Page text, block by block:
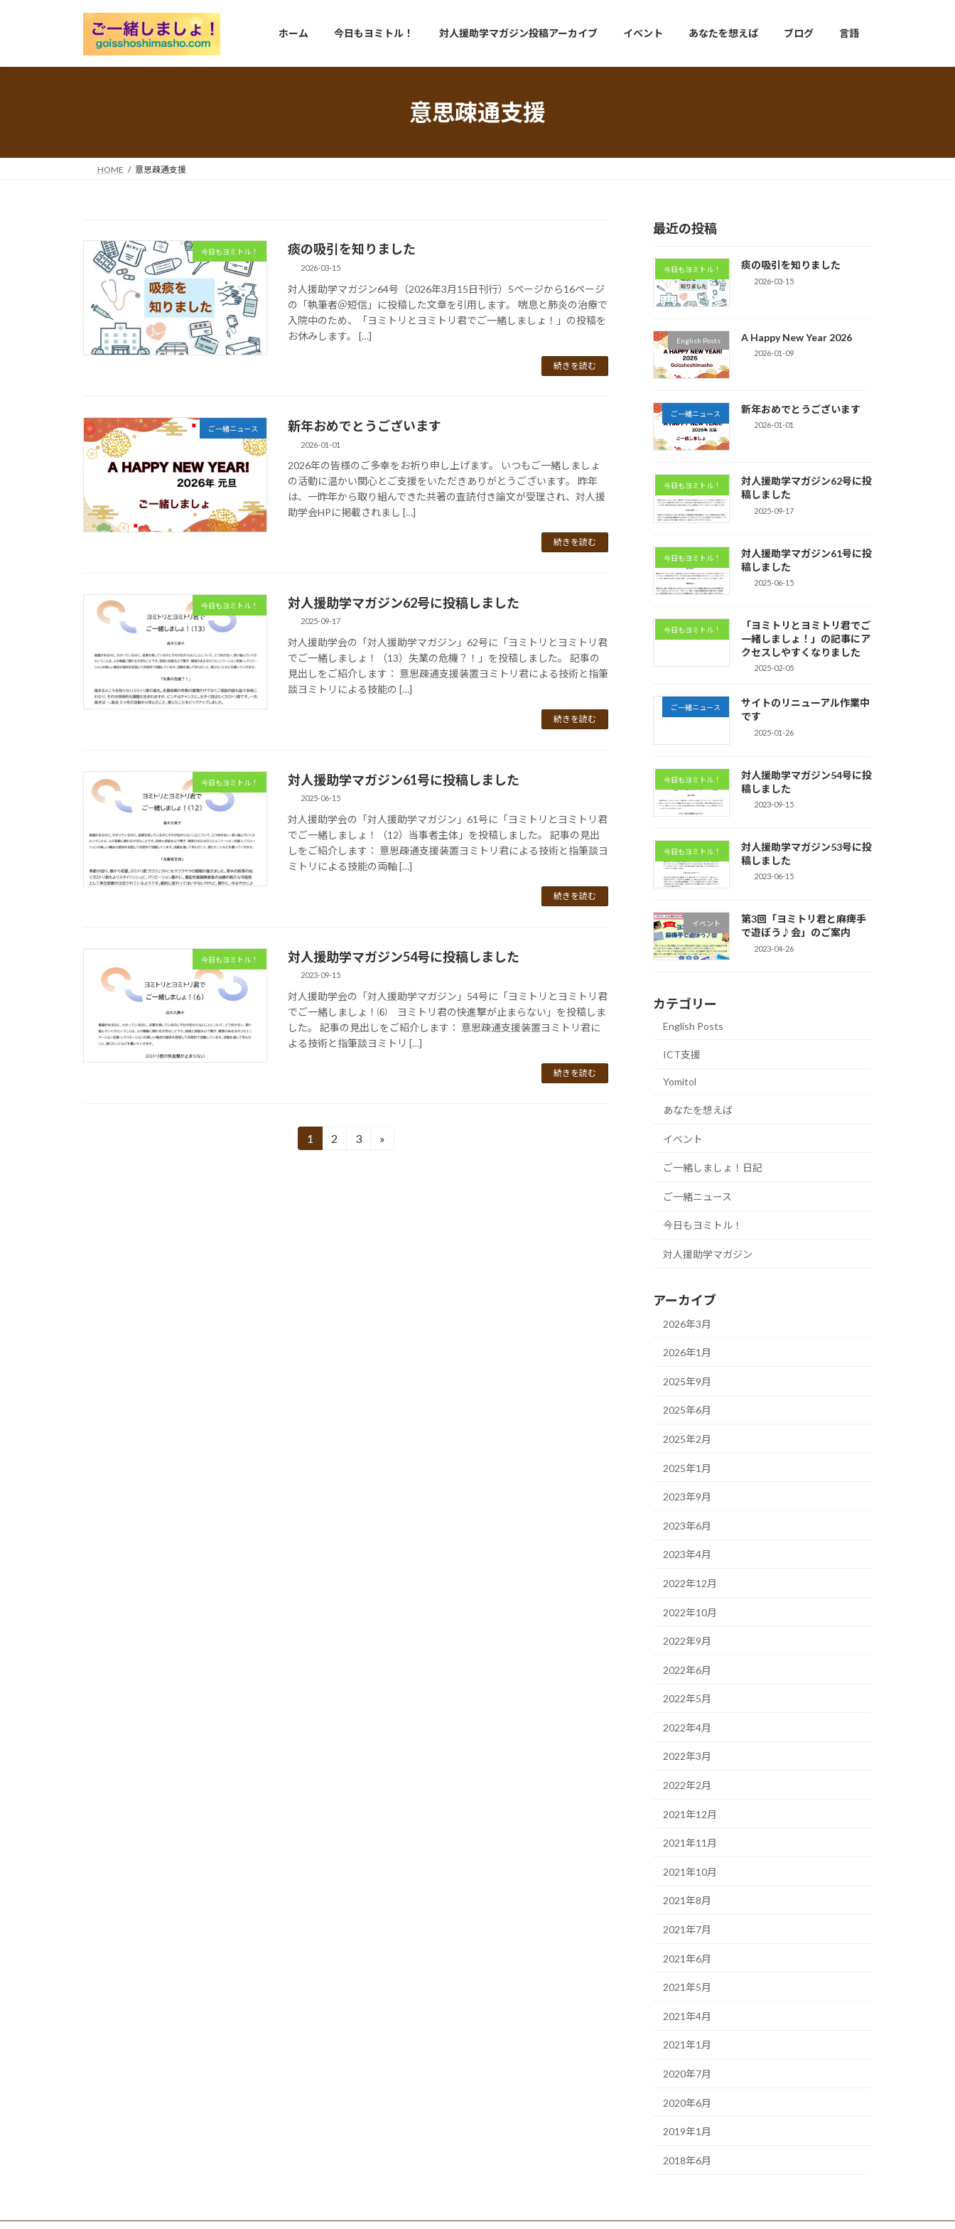
プ
動
ホーム 今日もヨミトル！ 対人援助学マガジン投稿アーカイブ イベント あなたを想えば ブログ 言語
意思疎通支援
HOME 意思疎通支援
今日もヨミトル！ 痰の吸引を知りました
2026-03-15
対人援助学マガジン64号（2026年3月15日刊行）5ページから16ページ
の「執筆者＠短信」に投稿した文章を引用します。 喘息と肺炎の治療で
入院中のため、「ヨミトリとヨミトリ君でご一緒しましょ！」の投稿を
お休みします。 […]
続きを読む
ご一緒ニュース 新年おめでとうございます
2026-01-01
2026年の皆様のご多幸をお祈り申し上げます。 いつもご一緒しましょ
の活動に温かい関心とご支援をいただきありがとうございます。 昨年
は、一昨年から取り組んできた共著の査読付き論文が受理され、対人援
助学会HPに掲載されまし […]
続きを読む
今日もヨミトル！ 対人援助学マガジン62号に投稿しました
2025-09-17
対人援助学会の「対人援助学マガジン」62号に「ヨミトリとヨミトリ君
でご一緒しましょ！（13）失業の危機？！」を投稿しました。 記事の
見出しをご紹介します： 意思疎通支援装置ヨミトリ君による技術と指筆
談ヨミトリによる技能の […]
続きを読む
今日もヨミトル！ 対人援助学マガジン61号に投稿しました
2025-06-15
対人援助学会の「対人援助学マガジン」61号に「ヨミトリとヨミトリ君
でご一緒しましょ！（12）当事者主体」を投稿しました。 記事の見出
しをご紹介します： 意思疎通支援装置ヨミトリ君による技術と指筆談ヨ
ミトリによる技能の両軸 […]
続きを読む
今日もヨミトル！ 対人援助学マガジン54号に投稿しました
2023-09-15
対人援助学会の「対人援助学マガジン」54号に「ヨミトリとヨミトリ君
でご一緒しましょ！⑹ ヨミトリ君の快進撃が止まらない」を投稿しま
した。 記事の見出しをご紹介します： 意思疎通支援装置ヨミトリ君に
よる技術と指筆談ヨミトリ […]
続きを読む
固
1
固
2
固
3 »
最近の投稿
今日もヨミトル！ 痰の吸引を知りました
2026-03-15
English Posts A Happy New Year 2026
2026-01-09
ご一緒ニュース 新年おめでとうございます
2026-01-01
今日もヨミトル！
対人援助学マガジン62号に投
稿しました
2025-09-17
今日もヨミトル！
対人援助学マガジン61号に投
稿しました
2025-06-15
今日もヨミトル！
「ヨミトリとヨミトリ君でご
一緒しましょ！」の記事にア
クセスしやすくなりました
2025-02-05
ご一緒ニュース
サイトのリニューアル作業中
です
2025-01-26
今日もヨミトル！
対人援助学マガジン54号に投
稿しました
2023-09-15
今日もヨミトル！
対人援助学マガジン53号に投
稿しました
2023-06-15
イベント
第3回「ヨミトリ君と麻痺手
で遊ぼう♪会」のご案内
2023-04-26
カテゴリー
English Posts
ICT支援
Yomitol
あなたを想えば
イベント
ご一緒しましょ！日記
ご一緒ニュース
今日もヨミトル！
対人援助学マガジン
アーカイブ
2026年3月
2026年1月
2025年9月
2025年6月
2025年2月
2025年1月
2023年9月
2023年6月
2023年4月
2022年12月
2022年10月
2022年9月
2022年6月
2022年5月
2022年4月
2022年3月
2022年2月
2021年12月
2021年11月
2021年10月
2021年8月
2021年7月
2021年6月
2021年5月
2021年4月
2021年1月
2020年7月
2020年6月
2019年1月
2018年6月